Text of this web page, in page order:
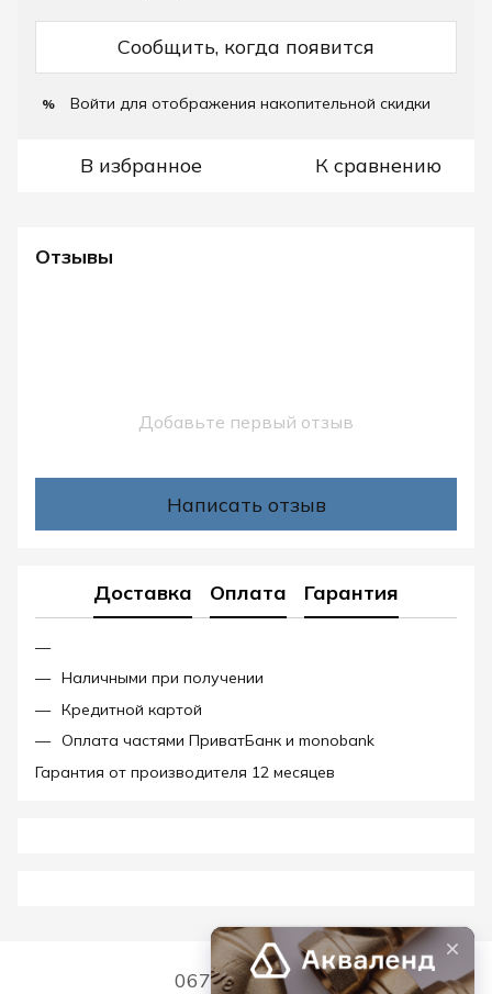
Сообщить, когда появится
% Войти для отображения накопительной скидки
В избранное К сравнению
Отзывы
Добавьте первый отзыв
Написать отзыв
Доставка Оплата Гарантия
Наличными при получении
Кредитной картой
Оплата частями ПриватБанк и monobank
Гарантия от производителя 12 месяцев
067 339 7768